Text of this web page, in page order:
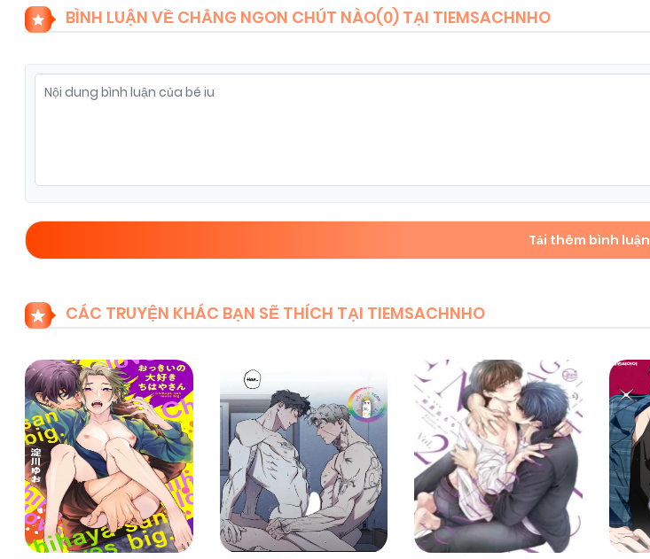
BÌNH LUẬN VỀ CHẲNG NGON CHÚT NÀO(0) TẠI TIEMSACHNHO
Tải thêm bình luận
CÁC TRUYỆN KHÁC BẠN SẼ THÍCH TẠI TIEMSACHNHO